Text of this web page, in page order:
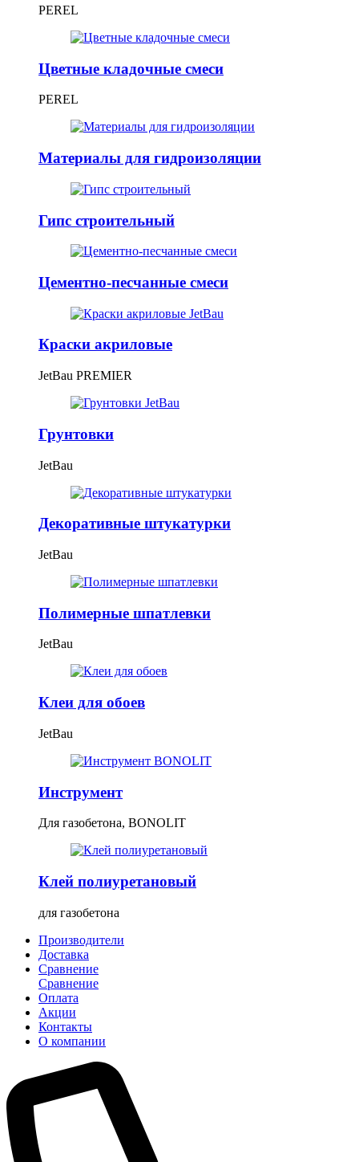
PEREL
Цветные кладочные смеси
PEREL
Материалы для гидроизоляции
Гипс строительный
Цементно-песчанные смеси
Краски акриловые
JetBau PREMIER
Грунтовки
JetBau
Декоративные штукатурки
JetBau
Полимерные шпатлевки
JetBau
Клеи для обоев
JetBau
Инструмент
Для газобетона, BONOLIT
Клей полиуретановый
для газобетона
Производители
Доставка
Сравнение
Сравнение
Оплата
Акции
Контакты
О компании